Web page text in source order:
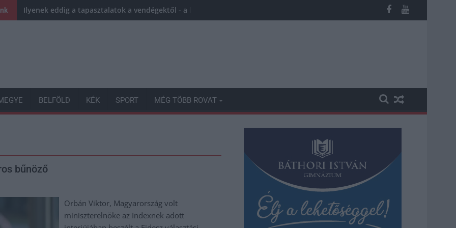
Ilyenek eddig a tapasztalatok a vendégektől - a hőhullám miatt ingyenes a strandolás Szolnokon
BELFÖLD KÉK SPORT MÉG TÖBB ROVAT
bűnöző
Orbán Viktor, Magyarország volt
miniszterelnöke az Indexnek adott